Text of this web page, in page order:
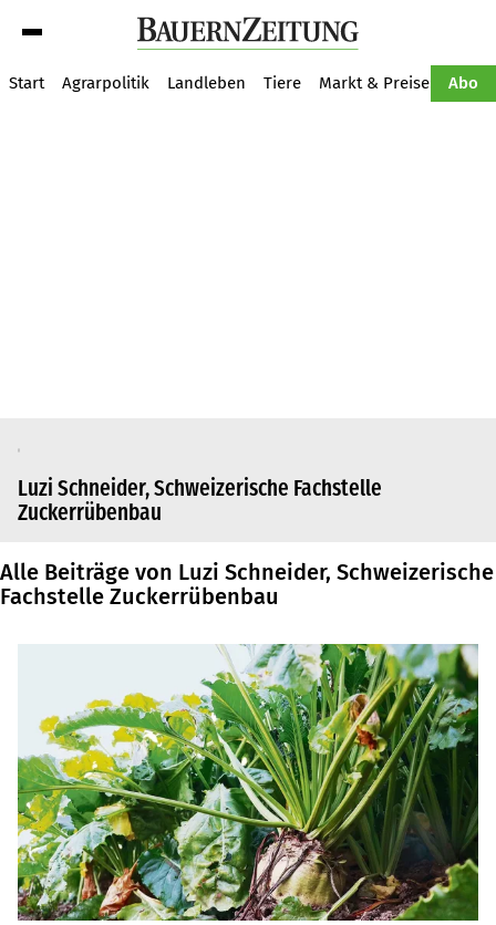
Start Agrarpolitik Landleben Tiere Markt & Preise Abo
Luzi Schneider, Schweizerische Fachstelle
Zuckerrübenbau
Alle Beiträge von Luzi Schneider, Schweizerische
Fachstelle Zuckerrübenbau